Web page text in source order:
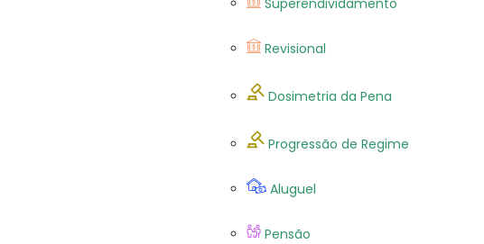
Superendividamento
Revisional
Dosimetria da Pena
Progressão de Regime
Aluguel
Pensão